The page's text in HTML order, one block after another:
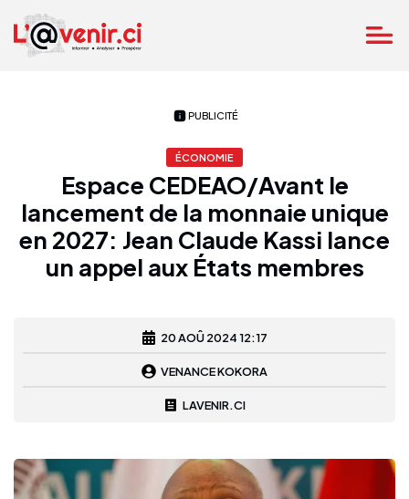
PUBLICITÉ
ÉCONOMIE
Espace CEDEAO/Avant le
lancement de la monnaie unique
en 2027: Jean Claude Kassi lance
un appel aux États membres
20 AOÛ 2024 12:17
VENANCE KOKORA
LAVENIR.CI